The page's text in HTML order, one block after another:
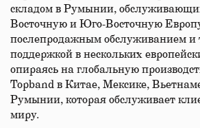
складом в Румынии,
Восточную и Юго-Восточную
послепродажным обслуживанием и
поддержкой в нескольких
опираясь на глобальную
Topband в Китае, Мексике,
Румынии, которая обслуживает
миру.